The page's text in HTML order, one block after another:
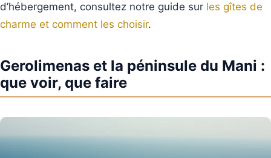
d’hébergement, consultez notre guide sur les gîtes de
charme et comment les choisir.
Gerolimenas et la péninsule du Mani :
que voir, que faire